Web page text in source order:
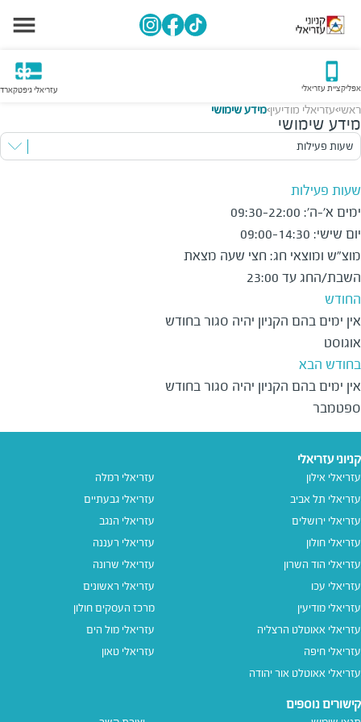
אפליקציית עזריאלי עזריאלי גיפטקארד
ראשי>עזריאלי מודיעין>מידע שימושי
מידע שימושי
שעות פעילות
שעות פעילות
השבת/החג עד 23:00
החודש
אוגוסט
בחודש הבא
ספטמבר
קניוני עזריאלי
עזריאלי אילון
עזריאלי תל אביב
עזריאלי ירושלים
עזריאלי חולון
עזריאלי הוד השרון
עזריאלי עכו
עזריאלי מודיעין
עזריאלי אאוטלט הרצליה
עזריאלי חיפה
עזריאלי אאוטלט אור יהודה
עזריאלי רמלה
עזריאלי גבעתיים
עזריאלי הנגב
עזריאלי רעננה
עזריאלי שרונה
עזריאלי ראשונים
מרכז העסקים חולון
עזריאלי מול הים
עזריאלי טאון
קישורים נוספים